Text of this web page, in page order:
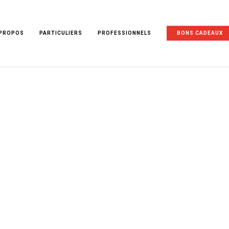
PARTICULIERS PROFESSIONNELS BONS CADEAUX